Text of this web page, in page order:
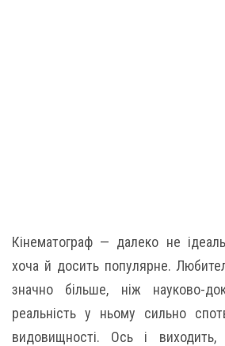
Кінематограф — далеко не
хоча й досить популярне.
значно більше, ніж науково-
реальність у ньому сильно
видовищності. Ось і